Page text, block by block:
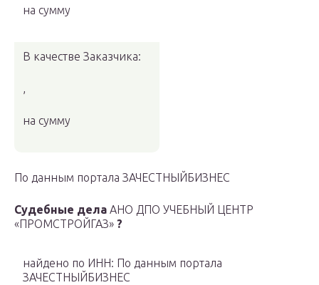
на сумму
В качестве Заказчика:
,
на сумму
По данным портала ЗАЧЕСТНЫЙБИЗНЕС
Судебные дела АНО ДПО УЧЕБНЫЙ ЦЕНТР
«ПРОМСТРОЙГАЗ» ?
найдено по ИНН: По данным портала
ЗАЧЕСТНЫЙБИЗНЕС